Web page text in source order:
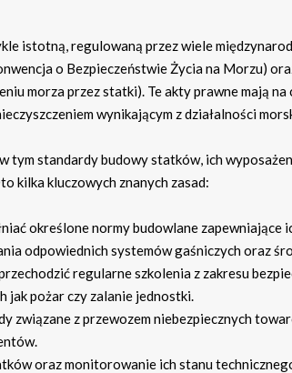
istotną, regulowaną przez wiele
o Bezpieczeństwie Życia na Morzu)
morza przez statki). Te akty prawne mają na
wynikającym z działalności
tym standardy budowy statków, ich
kilka kluczowych znanych zasad:
określone normy budowlane zapewniające
odpowiednich systemów gaśniczych oraz
regularne szkolenia z zakresu
jak pożar czy zalanie jednostki.
związane z przewozem niebezpiecznych
oraz monitorowanie ich stanu